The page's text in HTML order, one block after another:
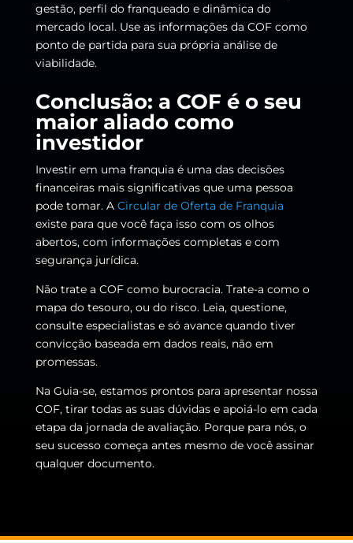
gestão, perfil do franqueado e dinâmica do
mercado local. Use as informações da COF como
ponto de partida para sua própria análise de
viabilidade.
Conclusão: a COF é o seu
maior aliado como
investidor
Investir em uma franquia é uma das decisões
financeiras mais significativas que uma pessoa
pode tomar. A Circular de Oferta de Franquia
existe para que você faça isso com os olhos
abertos, com informações completas e com
segurança jurídica.
Não trate a COF como burocracia. Trate-a como o
mapa do tesouro, ou do risco. Leia, questione,
consulte especialistas e só avance quando tiver
convicção baseada em dados reais, não em
promessas.
Na Guia-se, estamos prontos para apresentar nossa
COF, tirar todas as suas dúvidas e apoiá-lo em cada
etapa da jornada de avaliação. Porque para nós, o
seu sucesso começa antes mesmo de você assinar
qualquer documento.